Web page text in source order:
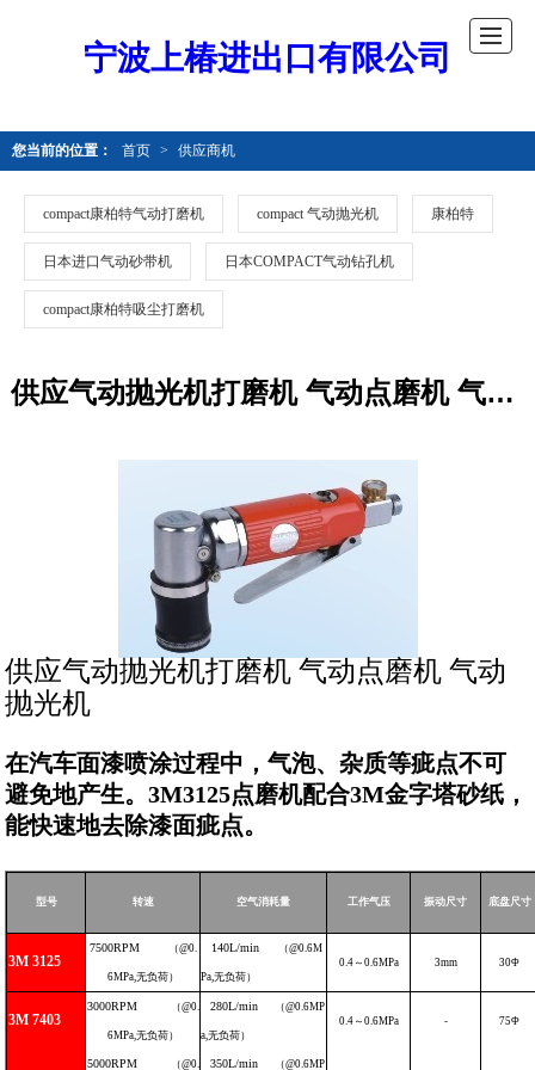
宁波上椿进出口有限公司
您当前的位置： 首页 > 供应商机
compact康柏特气动打磨机 compact 气动抛光机 康柏特
日本进口气动砂带机 日本COMPACT气动钻孔机
compact康柏特吸尘打磨机
供应气动抛光机打磨机 气动点磨机 气动抛光机
供应气动抛光机打磨机 气动点磨机 气动
抛光机
在汽车面漆喷涂过程中，气泡、杂质等疵点不可
避免地产生。3M3125点磨机配合3M金字塔砂纸，
能快速地去除漆面疵点。
型号 转速 空气消耗量 工作气压 振动尺寸 底盘尺寸
3M 3125
7500RPM （@0.
6MPa,无负荷）
140L/min （@0.6M
Pa,无负荷）
0.4～0.6MPa 3mm 30Φ
3M 7403
3000RPM （@0.
6MPa,无负荷）
280L/min （@0.6MP
a,无负荷）
0.4～0.6MPa - 75Φ
5000RPM （@0. 350L/min （@0.6MP